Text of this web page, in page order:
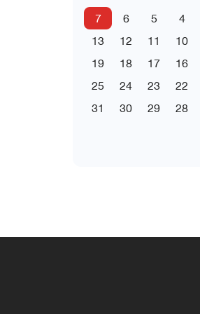
4
5
6
7
10
11
12
13
16
17
18
19
22
23
24
25
28
29
30
31